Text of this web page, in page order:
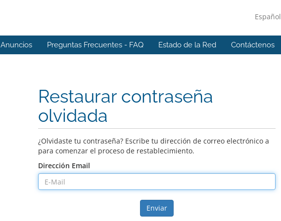
Español
Anuncios Preguntas Frecuentes - FAQ Estado de la Red Contáctenos
Restaurar contraseña
olvidada
¿Olvidaste tu contraseña? Escribe tu dirección de correo electrónico a
para comenzar el proceso de restablecimiento.
Dirección Email
Enviar